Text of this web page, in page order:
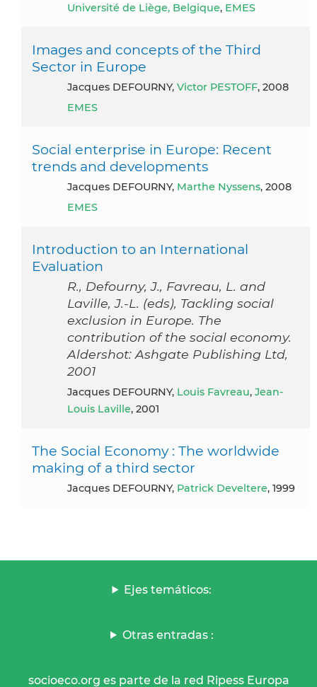
Université de Liège, Belgique, EMES
Images and concepts of the Third
Sector in Europe
Jacques DEFOURNY, Victor PESTOFF, 2008
EMES
Social enterprise in Europe: Recent
trends and developments
Jacques DEFOURNY, Marthe Nyssens, 2008
EMES
Introduction to an International
Evaluation
R., Defourny, J., Favreau, L. and
Laville, J.-L. (eds), Tackling social
exclusion in Europe. The
contribution of the social economy.
Aldershot: Ashgate Publishing Ltd,
2001
Jacques DEFOURNY, Louis Favreau, Jean-
Louis Laville, 2001
The Social Economy : The worldwide
making of a third sector
Jacques DEFOURNY, Patrick Develtere, 1999
Ejes temáticos:
Otras entradas :
socioeco.org es parte de la red Ripess Europa